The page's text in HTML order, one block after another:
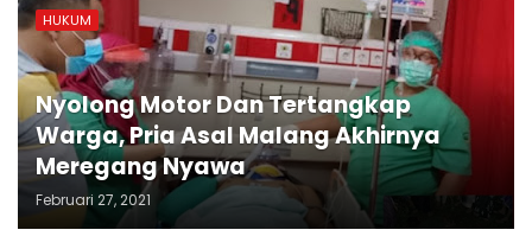
HUKUM
Nyolong Motor Dan Tertangkap
Warga, Pria Asal Malang Akhirnya
Meregang Nyawa
Februari 27, 2021